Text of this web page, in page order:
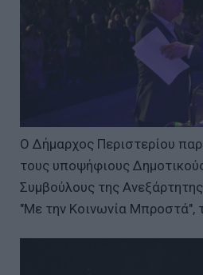
Ο Δήμαρχος Περιστερίου
τους υποψήφιους
Συμβούλους της
"Με την Κοινωνία Μπροστά",